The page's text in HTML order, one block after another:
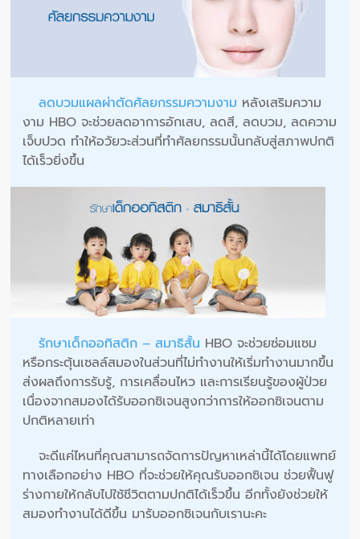
ลดบวมแผลผ่าตัดศัลยกรรมความงาม หลังเสริมความ
งาม HBO จะช่วยลดอาการอักเสบ, ลดสี, ลดบวม, ลดความ
เจ็บปวด ทำให้อวัยวะส่วนที่ทำศัลยกรรมนั้นกลับสู่สภาพปกติ
ได้เร็วยิ่งขึ้น
รักษาเด็กออทิสติก – สมาธิสั้น HBO จะช่วยซ่อมแซม
หรือกระตุ้นเซลล์สมองในส่วนที่ไม่ทำงานให้เริ่มทำงานมากขึ้น
ส่งผลถึงการรับรู้, การเคลื่อนไหว และการเรียนรู้ของผู้ป่วย
เนื่องจากสมองได้รับออกซิเจนสูงกว่าการให้ออกซิเจนตาม
ปกติหลายเท่า
จะดีแค่ไหนที่คุณสามารถจัดการปัญหาเหล่านี้ได้โดยแพทย์
ทางเลือกอย่าง HBO ที่จะช่วยให้คุณรับออกซิเจน ช่วยฟื้นฟู
ร่างกายให้กลับไปใช้ชีวิตตามปกติได้เร็วขึ้น อีกทั้งยังช่วยให้
สมองทำงานได้ดีขึ้น มารับออกซิเจนกับเรานะคะ